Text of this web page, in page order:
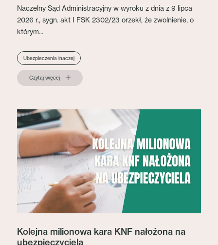
Naczelny Sąd Administracyjny w wyroku z dnia z 9 lipca
2026 r., sygn. akt I FSK 2302/23 orzekł, że zwolnienie, o
którym...
Ubezpieczenia inaczej
Czytaj więcej
Kolejna milionowa kara KNF nałożona na
ubezpieczyciela